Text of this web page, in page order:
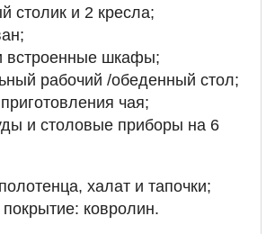
столик и 2 кресла;
встроенные шкафы;
рабочий /обеденный стол;
чая;
и столовые приборы на 6
халат и тапочки;
ковролин.